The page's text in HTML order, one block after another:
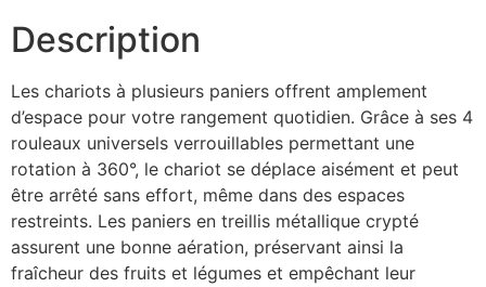
Description
Les chariots à plusieurs paniers offrent amplement
d’espace pour votre rangement quotidien. Grâce à ses 4
rouleaux universels verrouillables permettant une
rotation à 360°, le chariot se déplace aisément et peut
être arrêté sans effort, même dans des espaces
restreints. Les paniers en treillis métallique crypté
assurent une bonne aération, préservant ainsi la
fraîcheur des fruits et légumes et empêchant leur